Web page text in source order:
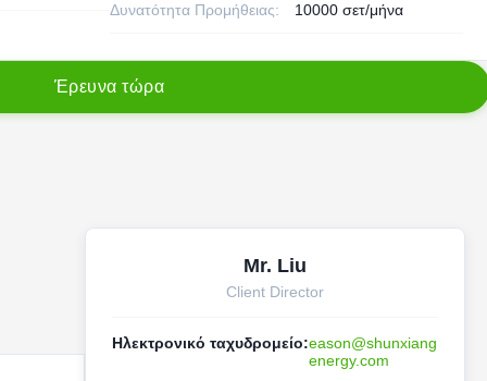
Δυνατότητα Προμήθειας: 10000 σετ/μήνα
Έρευνα τώρα
Mr. Liu
Client Director
Ηλεκτρονικό ταχυδρομείο:eason@shunxiang
energy.com